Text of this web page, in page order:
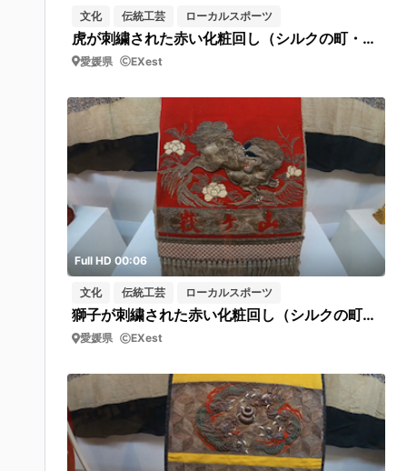
文化 伝統工芸 ローカルスポーツ
虎が刺繍された赤い化粧回し（シルクの町・西予市野村シルク博物館 ）フィックス
愛媛県 EXest
Full HD 00:06
文化 伝統工芸 ローカルスポーツ
獅子が刺繍された赤い化粧回し（シルクの町・西予市野村シルク博物館 ）フィックス
愛媛県 EXest